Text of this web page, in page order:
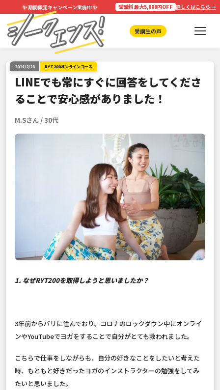
✨期間限定キャンペーン実施中✨ 受講料 最大5,000円OFF 詳しくはこちら →
受講生の声
2024/2/28 RYT200オンラインコース
LINEでも常にすぐに回答をしてくださ
ることで安心感がありました！
M.Sさん / 30代
1. なぜRYT200を取得しようと思いましたか？
3年前からパリに住んでおり、コロナのロックダウン中にオンライ
ンやYouTubeでヨガをすることで自分がとても救われました。
こちらで仕事をしながらも、自分の好きなことをしたいと考えた
時、もともと好きだったヨガのインストラクターの勉強をしてみ
たいと思いました。